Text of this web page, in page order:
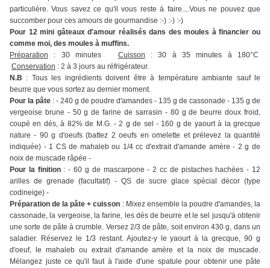
particulière. Vous savez ce qu'il vous reste à faire....Vous ne pouvez que
succomber pour ces amours de gourmandise :-) :-) :-)
Pour 12 mini gâteaux d'amour réalisés dans des moules à financier ou
comme moi, des moules à muffins.
Préparation : 30 minutes Cuisson : 30 à 35 minutes à 180°C
Conservation : 2 à 3 jours au réfrigérateur.
N.B : Tous les ingrédients doivent être à température ambiante sauf le
beurre que vous sortez au dernier moment.
Pour la pâte : - 240 g de poudre d'amandes - 135 g de cassonade - 135 g de
vergeoise brune - 50 g de farine de sarrasin - 80 g de beurre doux froid,
coupé en dés, à 82% de M.G. - 2 g de sel - 160 g de yaourt à la grecque
nature - 90 g d'oeufs (battez 2 oeufs en omelette et prélevez la quantité
indiquée) - 1 CS de mahaleb ou 1/4 cc d'extrait d'amande amère - 2 g de
noix de muscade râpée -
Pour la finition: - 60 g de mascarpone - 2 cc de pistaches hachées - 12
arilles de grenade (facultatif) - QS de sucre glace spécial décor (type
codineige) -
Préparation de la pâte + cuisson : Mixez ensemble la poudre d'amandes, la
cassonade, la vergeoise, la farine, les dés de beurre et le sel jusqu'à obtenir
une sorte de pâte à crumble. Versez 2/3 de pâte, soit environ 430 g, dans un
saladier. Réservez le 1/3 restant. Ajoutez-y le yaourt à la grecque, 90 g
d'oeuf, le mahaleb ou extrait d'amande amère et la noix de muscade.
Mélangez juste ce qu'il faut à l'aide d'une spatule pour obtenir une pâte